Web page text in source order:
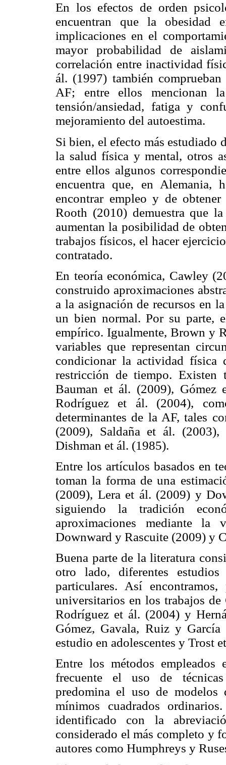
En los efectos de orden
encuentran que la obesidad
implicaciones en el
mayor probabilidad de
correlación entre inactividad
ál. (1997) también
AF; entre ellos mencionan
tensión/ansiedad, fatiga y
mejoramiento del autoestima.
Si bien, el efecto más estudiado
la salud física y mental, otros
entre ellos algunos
encuentra que, en Alemania,
encontrar empleo y de
Rooth (2010) demuestra que
aumentan la posibilidad de
trabajos físicos, el hacer
contratado.
En teoría económica, Cawley
construido aproximaciones
a la asignación de recursos en
un bien normal. Por su parte,
empírico. Igualmente, Brown y
variables que representan
condicionar la actividad
restricción de tiempo. Existen
Bauman et ál. (2009),
Rodríguez et ál. (2004),
determinantes de la AF, tales
(2009), Saldaña et ál.
Dishman et ál. (1985).
Entre los artículos basados en
toman la forma de una
(2009), Lera et ál. (2009) y
siguiendo la tradición
aproximaciones mediante
Downward y Rascuite (2009) y
Buena parte de la literatura
otro lado, diferentes
particulares. Así
universitarios en los trabajos
Rodríguez et ál. (2004) y
Gómez, Gavala, Ruiz y
estudio en adolescentes y Trost
Entre los métodos
frecuente el uso de
predomina el uso de
mínimos cuadrados
identificado con la
considerado el más completo y
autores como Humphreys y